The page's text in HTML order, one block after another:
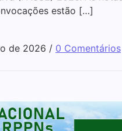
estão […]
de 2026 / 0 Comentários